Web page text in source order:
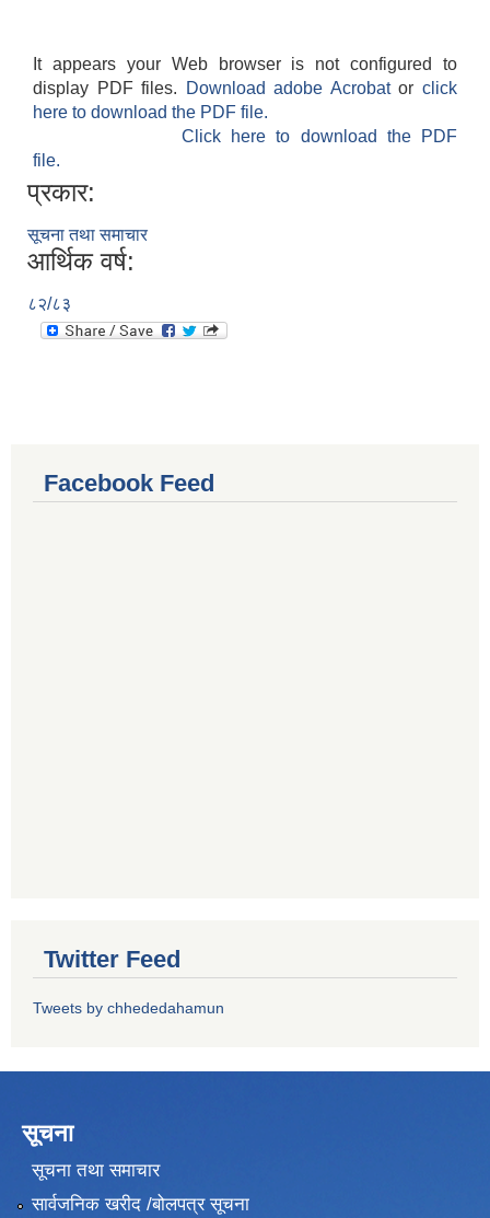
It appears your Web browser is not configured to
display PDF files.
Download adobe Acrobatorclick
here to download the PDF file.
Click here to download the PDF
file.
प्रकार:
सूचना तथा समाचार
आर्थिक वर्ष:
८२/८३
Facebook Feed
Twitter Feed
Tweets by chhededahamun
सूचना
सूचना तथा समाचार
सार्वजनिक खरीद /बोलपत्र सूचना